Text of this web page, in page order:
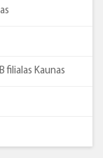
filialas Kaunas